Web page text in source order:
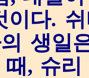
이다.
생일
때, 슈